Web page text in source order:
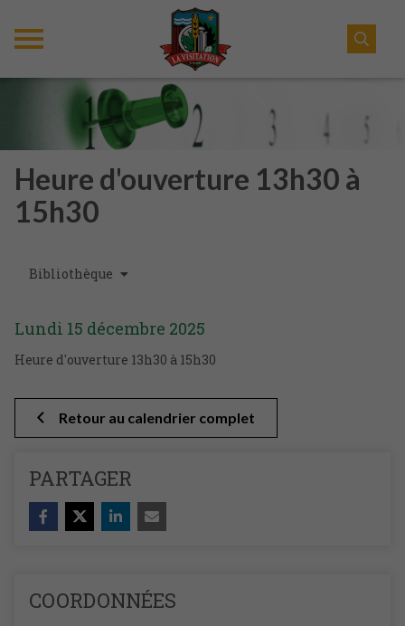
Heure d'ouverture 13h30 à
15h30
Bibliothèque
Lundi 15 décembre 2025
Heure d'ouverture 13h30 à 15h30
Retour au calendrier complet
PARTAGER
COORDONNÉES